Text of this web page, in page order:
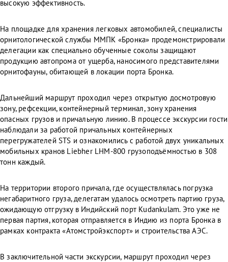
высокую эффективность.
На площадке для хранения легковых автомобилей, специалисты
орнитологической службы ММПК «Бронка» продемонстрировали
делегации как специально обученные соколы защищают
продукцию автопрома от ущерба, наносимого представителями
орнитофауны, обитающей в локации порта Бронка.
Дальнейший маршрут проходил через открытую досмотровую
зону, рефсекции, контейнерный терминал, зону хранения
опасных грузов и причальную линию. В процессе экскурсии гости
наблюдали за работой причальных контейнерных
перегружателей STS и ознакомились с работой двух уникальных
мобильных кранов Liebher LHM-800 грузоподъёмностью в 308
тонн каждый.
На территории второго причала, где осуществлялась погрузка
негабаритного груза, делегатам удалось осмотреть партию груза,
ожидающую отгрузку в Индийский порт Kudankulam. Это уже не
первая партия, которая отправляется в Индию из порта Бронка в
рамках контракта «Атомстройэкспорт» и строительства АЭС.
В заключительной части экскурсии, маршрут проходил через